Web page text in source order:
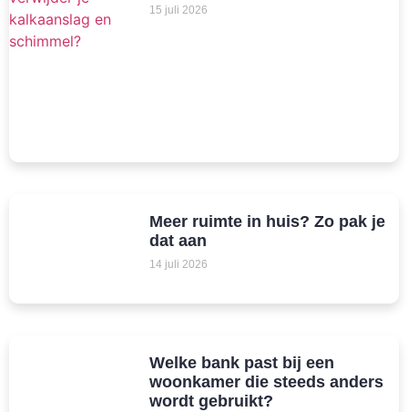
15 juli 2026
Meer ruimte in huis? Zo pak je
dat aan
14 juli 2026
Welke bank past bij een
woonkamer die steeds anders
wordt gebruikt?